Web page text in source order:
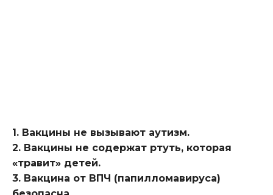
1. Вакцины не вызывают аутизм.
2. Вакцины не содержат ртуть, которая
«травит» детей.
3. Вакцина от ВПЧ (папилломавируса)